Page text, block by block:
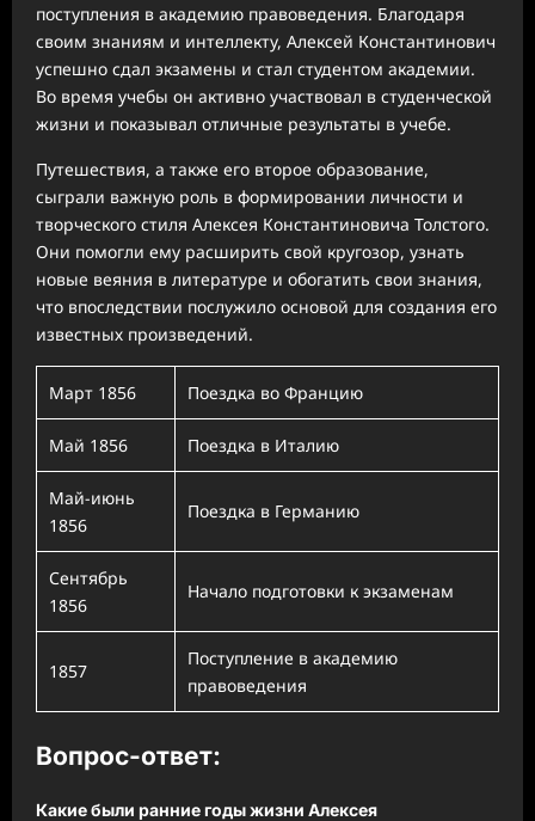
поступления в академию правоведения. Благодаря
своим знаниям и интеллекту, Алексей Константинович
успешно сдал экзамены и стал студентом академии.
Во время учебы он активно участвовал в студенческой
жизни и показывал отличные результаты в учебе.
Путешествия, а также его второе образование,
сыграли важную роль в формировании личности и
творческого стиля Алексея Константиновича Толстого.
Они помогли ему расширить свой кругозор, узнать
новые веяния в литературе и обогатить свои знания,
что впоследствии послужило основой для создания его
известных произведений.
Март 1856 Поездка во Францию
Май 1856 Поездка в Италию
Май-июнь
1856
Поездка в Германию
Сентябрь
1856
Начало подготовки к экзаменам
1857
Поступление в академию
правоведения
Вопрос-ответ:
Какие были ранние годы жизни Алексея